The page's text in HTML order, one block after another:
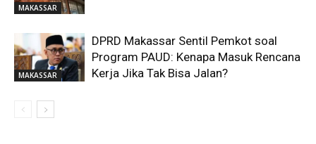
MAKASSAR
MAKASSAR
DPRD Makassar Sentil Pemkot soal
Program PAUD: Kenapa Masuk Rencana
Kerja Jika Tak Bisa Jalan?